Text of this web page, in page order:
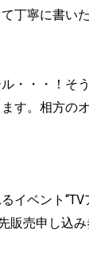
丁寧に書い
・・・！そ
す。相方の
イベント
売申し込